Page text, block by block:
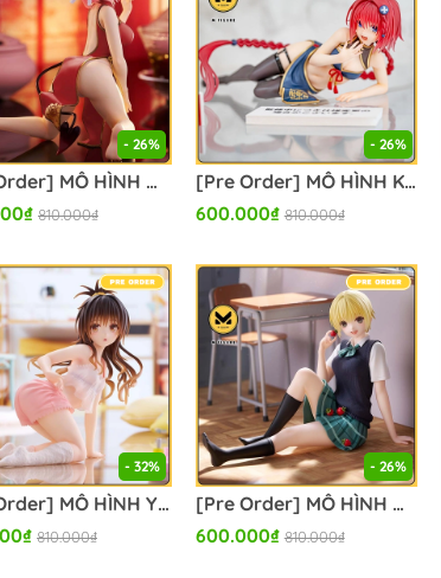
- 26%
[Pre Order] MÔ HÌNH Momo Belia Deviluke - To LOVEru Darkness - Desktop Cute - Chinese Dress Ver., Renewal (Taito) FIGURE CHÍNH HÃNG
810.000₫
- 26%
[Pre Order] MÔ HÌNH Kurosaki Mea - To LOVEru Darkness - Desktop Cute - Chinese Dress ver. (Taito) FIGURE CHÍNH HÃNG
600.000₫ 810.000₫
- 32%
[Pre Order] MÔ HÌNH Yuuki Mikan - To LOVEru Darkness - Desktop Cute - Room Wear Ver. (Taito) FIGURE CHÍNH HÃNG
810.000₫
- 26%
[Pre Order] MÔ HÌNH Nishino Tsukasa - Ichigo 100% - Desktop Cute - Seifuku Ver. (Taito) FIGURE CHÍNH HÃNG
600.000₫ 810.000₫